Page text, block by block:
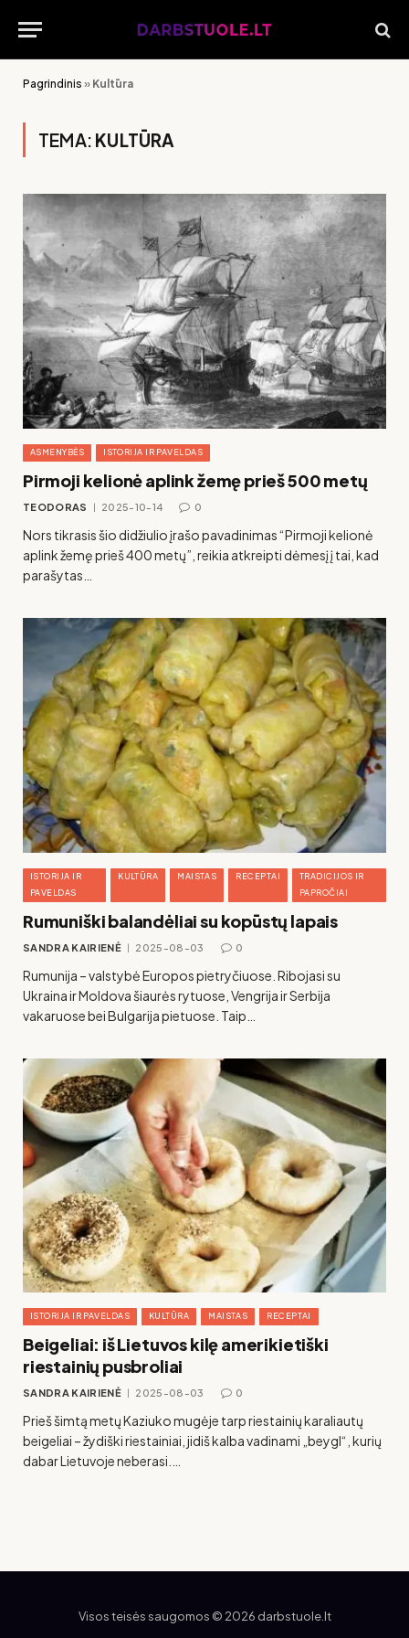
Pagrindinis » Kultūra
TEMA: KULTŪRA
ASMENYBĖS ISTORIJA IR PAVELDAS
Pirmoji kelionė aplink žemę prieš 500 metų
TEODORAS 2025-10-14 0
Nors tikrasis šio didžiulio įrašo pavadinimas “Pirmoji kelionė
aplink žemę prieš 400 metų”, reikia atkreipti dėmesį į tai, kad
parašytas…
ISTORIJA IR
PAVELDAS
KULTŪRA MAISTAS RECEPTAI
TRADICIJOS IR
PAPROČIAI
Rumuniški balandėliai su kopūstų lapais
SANDRA KAIRIENĖ 2025-08-03 0
Rumunija – valstybė Europos pietryčiuose. Ribojasi su
Ukraina ir Moldova šiaurės rytuose, Vengrija ir Serbija
vakaruose bei Bulgarija pietuose. Taip…
ISTORIJA IR PAVELDAS KULTŪRA MAISTAS RECEPTAI
Beigeliai: iš Lietuvos kilę amerikietiški
riestainių pusbroliai
SANDRA KAIRIENĖ 2025-08-03 0
Prieš šimtą metų Kaziuko mugėje tarp riestainių karaliautų
beigeliai – žydiški riestainiai, jidiš kalba vadinami „beygl“, kurių
dabar Lietuvoje neberasi.…
Visos teisės saugomos © 2026 darbstuole.lt